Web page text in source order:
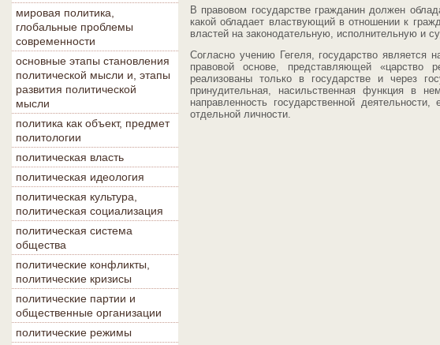
мировая политика,
глобальные проблемы
современности
основные этапы становления
политической мысли и, этапы
развития политической
мысли
политика как объект, предмет
политологии
политическая власть
политическая идеология
политическая культура,
политическая социализация
политическая система
общества
политические конфликты,
политические кризисы
политические партии и
общественные организации
политические режимы
В правовом государстве гражданин должен
какой обладает властвующий в отношении к
властей на законодательную, исполнительную и
Согласно учению Гегеля, государство является
правовой основе, представляющей «царство
реализованы только в государстве и через
принудительная, насильственная функция в
направленность государственной
отдельной личности.